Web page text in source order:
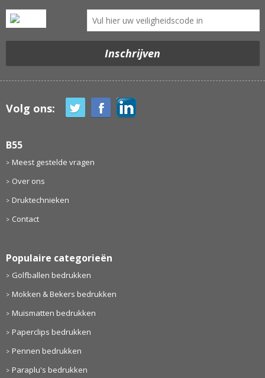
Volg ons:
B55
Meest gestelde vragen
Over ons
Druktechnieken
Contact
Populaire categorieën
Golfballen bedrukken
Mokken & Bekers bedrukken
Muismatten bedrukken
Paperclips bedrukken
Pennen bedrukken
Paraplu's bedrukken